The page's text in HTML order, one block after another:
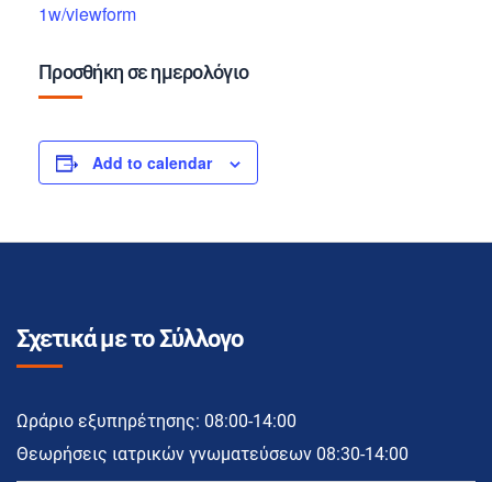
1w/viewform
Προσθήκη σε ημερολόγιο
Add to calendar
Σχετικά με το Σύλλογο
Ωράριο εξυπηρέτησης: 08:00-14:00
Θεωρήσεις ιατρικών γνωματεύσεων 08:30-14:00